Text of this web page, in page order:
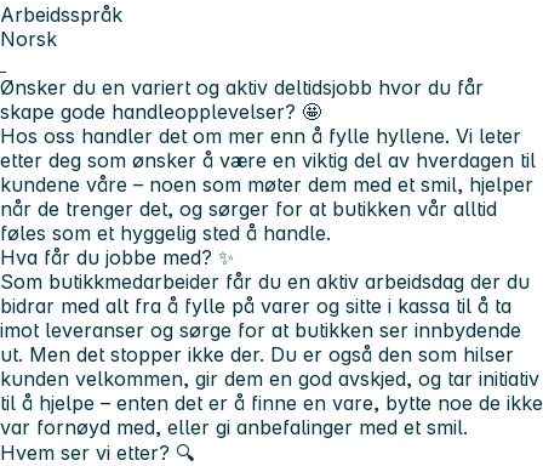
Arbeidsspråk
Norsk
Ønsker du en variert og aktiv deltidsjobb hvor du får
skape gode handleopplevelser? 🤩
Hos oss handler det om mer enn å fylle hyllene. Vi leter
etter deg som ønsker å være en viktig del av hverdagen til
kundene våre – noen som møter dem med et smil, hjelper
når de trenger det, og sørger for at butikken vår alltid
føles som et hyggelig sted å handle.
Hva får du jobbe med? ✨
Som butikkmedarbeider får du en aktiv arbeidsdag der du
bidrar med alt fra å fylle på varer og sitte i kassa til å ta
imot leveranser og sørge for at butikken ser innbydende
ut. Men det stopper ikke der. Du er også den som hilser
kunden velkommen, gir dem en god avskjed, og tar initiativ
til å hjelpe – enten det er å finne en vare, bytte noe de ikke
var fornøyd med, eller gi anbefalinger med et smil.
Hvem ser vi etter? 🔍